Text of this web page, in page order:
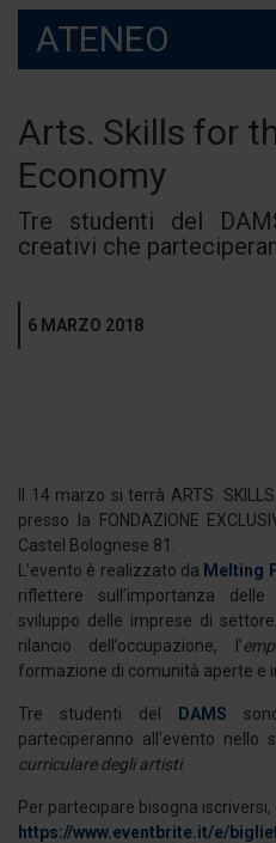
ATENEO
Arts. Skills for
Economy
Tre studenti del
creativi che
6 MARZO 2018
Il 14 marzo si terrà ARTS.
presso la FONDAZIONE
Castel Bolognese 81.
L'evento è realizzato da Melting
riflettere sull’importanza
sviluppo delle imprese di
rilancio dell’occupazione, l’
formazione di comunità aperte e
Tre studenti del DAMS
parteciperanno all'evento nello
curriculare degli artisti.
Per partecipare bisogna
https://www.eventbrite.it/e/